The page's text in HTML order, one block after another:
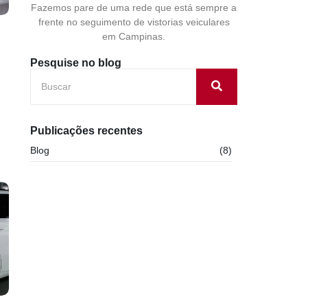
Fazemos pare de uma rede que está sempre a
frente no seguimento de vistorias veiculares
em Campinas.
Pesquise no blog
Publicações recentes
Blog (8)